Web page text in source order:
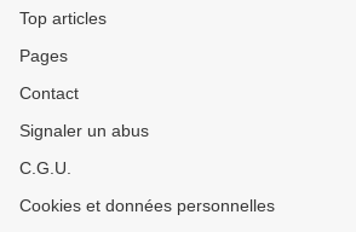
Top articles
Pages
Contact
Signaler un abus
C.G.U.
Cookies et données personnelles